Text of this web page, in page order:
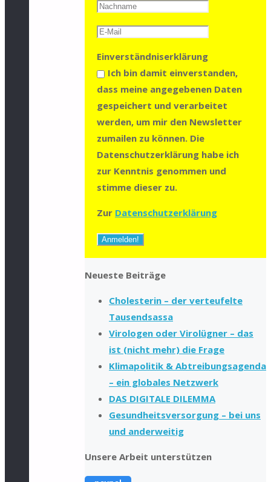
Einverständniserklärung
Ich bin damit einverstanden,
dass meine angegebenen Daten
gespeichert und verarbeitet
werden, um mir den Newsletter
zumailen zu können. Die
Datenschutzerklärung habe ich
zur Kenntnis genommen und
stimme dieser zu.
Zur Datenschutzerklärung
Neueste Beiträge
Cholesterin – der verteufelte
Tausendsassa
Virologen oder Virolügner – das
ist (nicht mehr) die Frage
Klimapolitik & Abtreibungsagenda
– ein globales Netzwerk
DAS DIGITALE DILEMMA
Gesundheitsversorgung – bei uns
und anderweitig
Unsere Arbeit unterstützen